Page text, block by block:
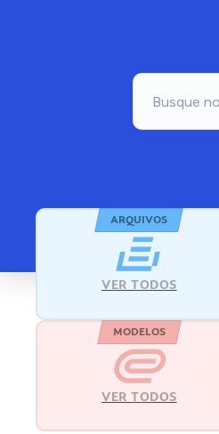
ARQUIVOS
VER TODOS
MODELOS
VER TODOS